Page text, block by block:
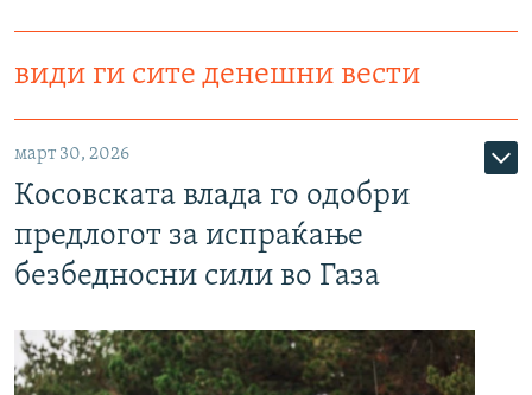
види ги сите денешни вести
март 30, 2026
Косовската влада го одобри
предлогот за испраќање
безбедносни сили во Газа